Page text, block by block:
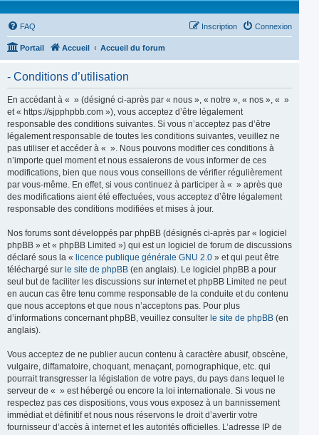
FAQ Connexion
Inscription
Portail Accueil Accueil du forum
- Conditions d’utilisation
En accédant à « » (désigné ci-après par « nous », « notre », « nos », « »
et « https://sjpphpbb.com »), vous acceptez d’être légalement
responsable des conditions suivantes. Si vous n’acceptez pas d’être
légalement responsable de toutes les conditions suivantes, veuillez ne
pas utiliser et accéder à « ». Nous pouvons modifier ces conditions à
n’importe quel moment et nous essaierons de vous informer de ces
modifications, bien que nous vous conseillons de vérifier régulièrement
par vous-même. En effet, si vous continuez à participer à « » après que
des modifications aient été effectuées, vous acceptez d’être légalement
responsable des conditions modifiées et mises à jour.
Nos forums sont développés par phpBB (désignés ci-après par « logiciel
phpBB » et « phpBB Limited ») qui est un logiciel de forum de discussions
déclaré sous la « licence publique générale GNU 2.0 » et qui peut être
téléchargé sur le site de phpBB (en anglais). Le logiciel phpBB a pour
seul but de faciliter les discussions sur internet et phpBB Limited ne peut
en aucun cas être tenu comme responsable de la conduite et du contenu
que nous acceptons et que nous n’acceptons pas. Pour plus
d’informations concernant phpBB, veuillez consulter le site de phpBB (en
anglais).
Vous acceptez de ne publier aucun contenu à caractère abusif, obscène,
vulgaire, diffamatoire, choquant, menaçant, pornographique, etc. qui
pourrait transgresser la législation de votre pays, du pays dans lequel le
serveur de « » est hébergé ou encore la loi internationale. Si vous ne
respectez pas ces dispositions, vous vous exposez à un bannissement
immédiat et définitif et nous nous réservons le droit d’avertir votre
fournisseur d’accès à internet et les autorités officielles. L’adresse IP de